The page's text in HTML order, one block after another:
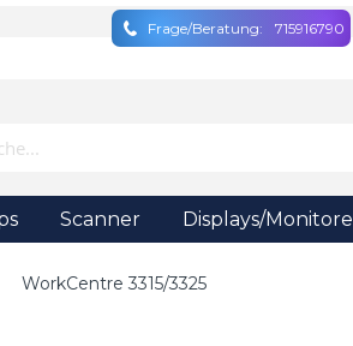
Frage/Beratung: 715916790
Scanner Displays/Monitore
WorkCentre 3315/3325